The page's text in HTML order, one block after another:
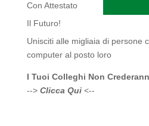
Con Attestato
Il Futuro!
Unisciti alle migliaia di persone
computer al posto loro
I Tuoi Colleghi Non
--> Clicca Qui<--